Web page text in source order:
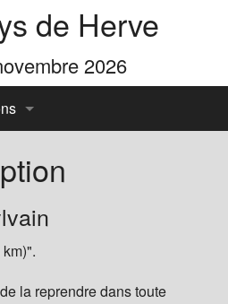
de Herve
2026
4 Cimes
la reprendre dans toute